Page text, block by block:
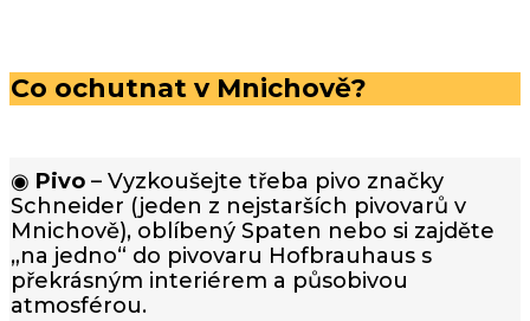
Co ochutnat v Mnichově?
◉ Pivo – Vyzkoušejte třeba pivo značky
Schneider (jeden z nejstarších pivovarů v
Mnichově), oblíbený Spaten nebo si zajděte
„na jedno“ do pivovaru Hofbrauhaus s
překrásným interiérem a působivou
atmosférou.